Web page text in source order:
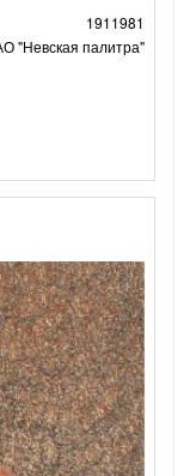
1911981
"Невская палитра"